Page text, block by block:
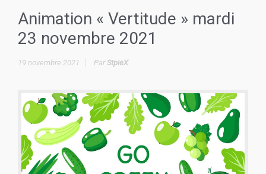
Animation « Vertitude » mardi
23 novembre 2021
19 novembre 2021 ParStpieX